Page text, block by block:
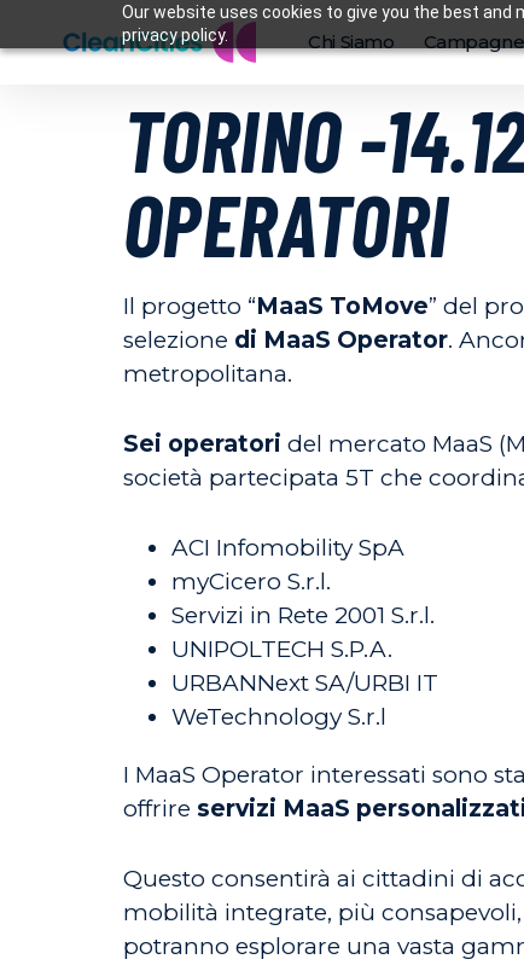
Our website uses cookies to give you the best and
privacy policy.
Chi Siamo Campagne
TORINO -
OPERATORI
Il progetto “MaaS ToMove” del
selezione di MaaS Operator.
metropolitana.
Sei operatori del mercato MaaS
società partecipata 5T che
ACI Infomobility SpA
myCicero S.r.l.
Servizi in Rete 2001 S.r.l.
UNIPOLTECH S.P.A.
URBANNext SA/URBI IT
WeTechnology S.r.l
I MaaS Operator interessati sono
offrire servizi MaaS
Questo consentirà ai cittadini di
mobilità integrate, più
potranno esplorare una vasta